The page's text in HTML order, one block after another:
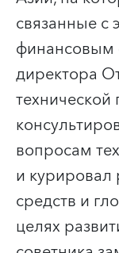
связанные с
финансовым
директора
вопросам
и
средств и
целях